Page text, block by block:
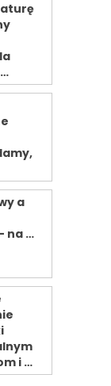
a
na …
i …